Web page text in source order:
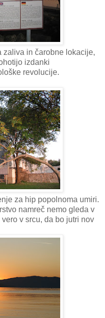
zaliva in čarobne lokacije,
izdanki
revolucije.
za hip popolnoma umiri.
namreč nemo gleda v
v srcu, da bo jutri nov